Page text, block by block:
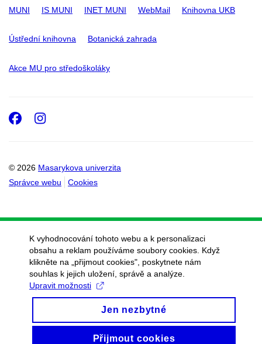
MUNI IS MUNI INET MUNI WebMail Knihovna UKB
Ústřední knihovna Botanická zahrada
Akce MU pro středoškoláky
© 2026 Masarykova univerzita
Správce webu
Cookies
Facebook
Instagram
K vyhodnocování tohoto webu a k personalizaci
obsahu a reklam používáme soubory cookies. Když
klikněte na „přijmout cookies", poskytnete nám
souhlas k jejich uložení, správě a analýze.
Upravit možnosti
Jen nezbytné
Přijmout cookies